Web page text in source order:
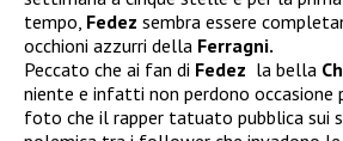
tempo, Fedez sembra essere
occhioni azzurri della Ferragni.
Peccato che ai fan di Fedez la bella
niente e infatti non perdono occasione
foto che il rapper tatuato pubblica sui